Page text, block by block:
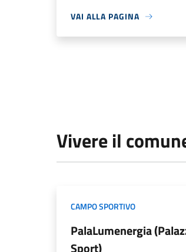
VAI ALLA PAGINA
Vivere il
CAMPO SPORTIVO
PalaLumenergia
Sport)